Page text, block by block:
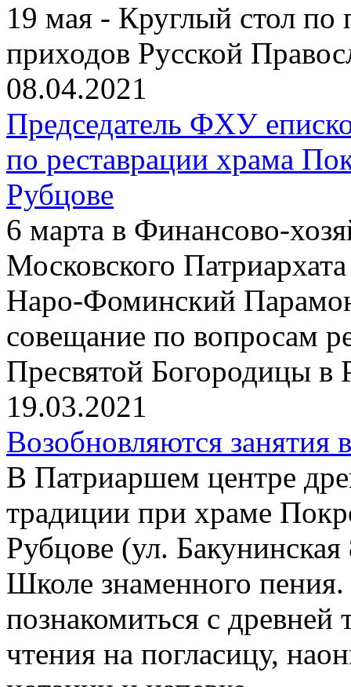
19 мая - Круглый стол по
приходов Русской
08.04.2021
Председатель ФХУ
по реставрации храма
Рубцове
6 марта в Финансово-
Московского
Наро-Фоминский
совещание по вопросам
Пресвятой Богородицы в
19.03.2021
Возобновляются занятия
В Патриаршем центре
традиции при храме
Рубцове (ул.
Школе знаменного
познакомиться с древней
чтения на погласицу,